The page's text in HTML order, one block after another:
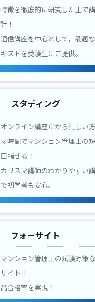
特徴を徹底的に研究した上で
計！
通信講座を中心として，最適
キストを受験生にご提供。
スタディング
オンライン講座だから忙しい
マ時間でマンション管理士の
目指せる！
カリスマ講師のわかりやすい
で初学者も安心。
フォーサイト
マンション管理士の試験対策
サイト！
高合格率を実現！